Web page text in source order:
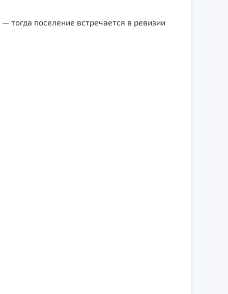
тогда поселение встречается в ревизии